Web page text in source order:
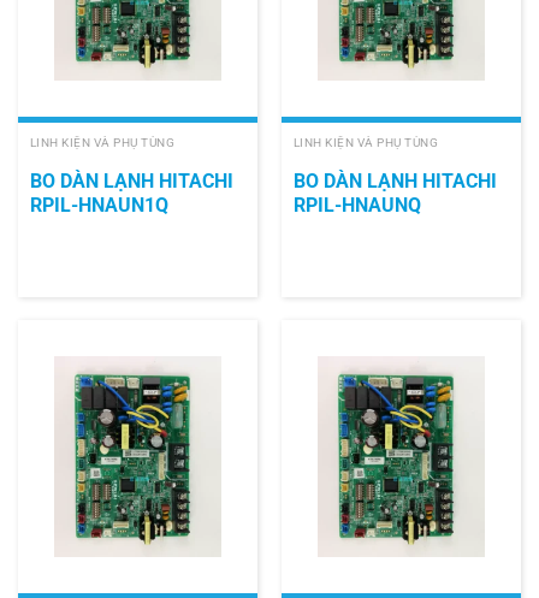
LINH KIỆN VÀ PHỤ TÙNG
BO DÀN LẠNH HITACHI
RPIL-HNAUN1Q
LINH KIỆN VÀ PHỤ TÙNG
BO DÀN LẠNH HITACHI
RPIL-HNAUNQ